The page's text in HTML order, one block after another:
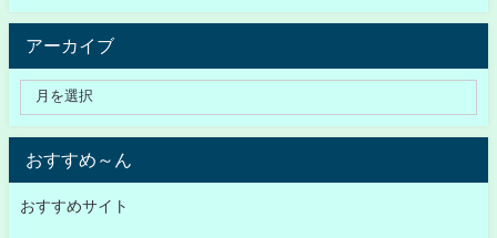
アーカイブ
おすすめ～ん
おすすめサイト